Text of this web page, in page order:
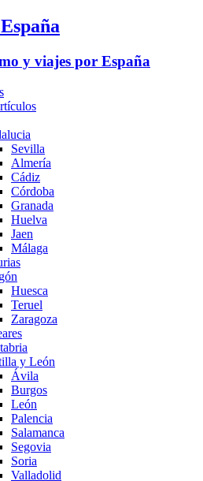
y viajes por España
Sevilla
Almería
Cádiz
Córdoba
Granada
Huelva
Jaen
Málaga
Huesca
Teruel
Zaragoza
y León
Ávila
Burgos
León
Palencia
Salamanca
Segovia
Soria
Valladolid